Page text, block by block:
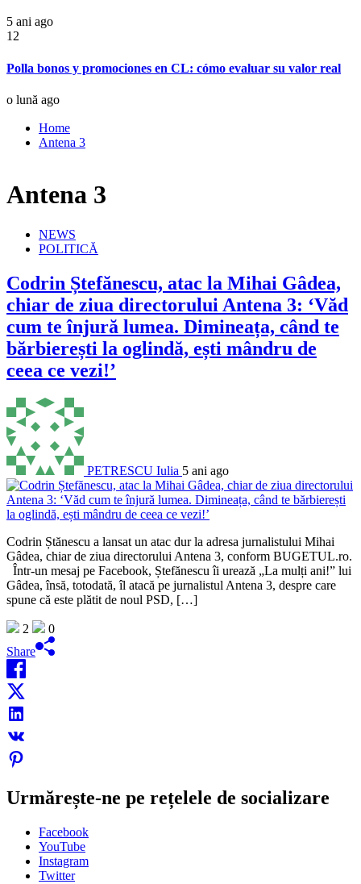
5 ani ago
12
Polla bonos y promociones en CL: cómo evaluar su valor real
o lună ago
Home
Antena 3
Antena 3
NEWS
POLITICĂ
Codrin Ștefănescu, atac la Mihai Gâdea,
chiar de ziua directorului Antena 3: ‘Văd
cum te înjură lumea. Dimineața, când te
bărbierești la oglindă, ești mândru de
ceea ce vezi!’
PETRESCU Iulia 5 ani ago
Codrin Ștănescu a lansat un atac dur la adresa jurnalistului Mihai
Gâdea, chiar de ziua directorului Antena 3, conform BUGETUL.ro.
Într-un mesaj pe Facebook, Ștefănescu îi urează „La mulți ani!” lui
Gâdea, însă, totodată, îl atacă pe jurnalistul Antena 3, despre care
spune că este plătit de noul PSD, […]
2
0
Share
Urmărește-ne pe rețelele de socializare
Facebook
YouTube
Instagram
Twitter